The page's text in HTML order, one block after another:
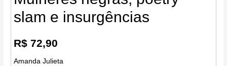
slam e insurgências
R$ 72,90
Amanda Julieta